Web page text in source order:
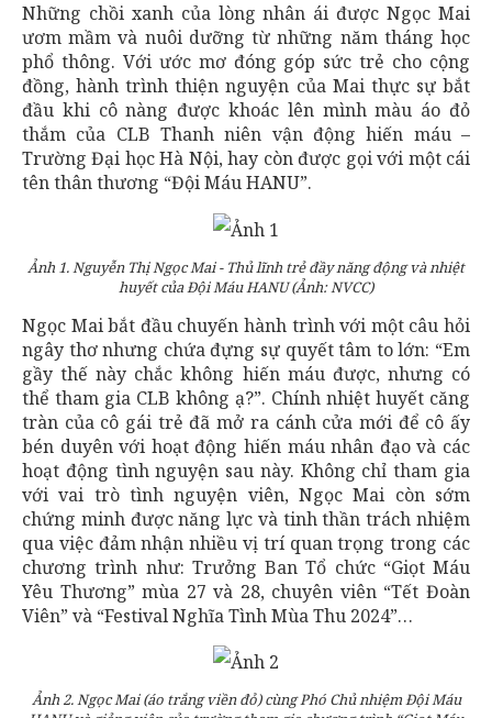
Những chồi xanh của lòng nhân ái được Ngọc Mai
ươm mầm và nuôi dưỡng từ những năm tháng học
phổ thông. Với ước mơ đóng góp sức trẻ cho cộng
đồng, hành trình thiện nguyện của Mai thực sự bắt
đầu khi cô nàng được khoác lên mình màu áo đỏ
thắm của CLB Thanh niên vận động hiến máu –
Trường Đại học Hà Nội, hay còn được gọi với một cái
tên thân thương “Đội Máu HANU”.
Ảnh 1. Nguyễn Thị Ngọc Mai - Thủ lĩnh trẻ đầy năng động và nhiệt
huyết của Đội Máu HANU (Ảnh: NVCC)
Ngọc Mai bắt đầu chuyến hành trình với một câu hỏi
ngây thơ nhưng chứa đựng sự quyết tâm to lớn: “Em
gầy thế này chắc không hiến máu được, nhưng có
thể tham gia CLB không ạ?”. Chính nhiệt huyết căng
tràn của cô gái trẻ đã mở ra cánh cửa mới để cô ấy
bén duyên với hoạt động hiến máu nhân đạo và các
hoạt động tình nguyện sau này. Không chỉ tham gia
với vai trò tình nguyện viên, Ngọc Mai còn sớm
chứng minh được năng lực và tinh thần trách nhiệm
qua việc đảm nhận nhiều vị trí quan trọng trong các
chương trình như: Trưởng Ban Tổ chức “Giọt Máu
Yêu Thương” mùa 27 và 28, chuyên viên “Tết Đoàn
Viên” và “Festival Nghĩa Tình Mùa Thu 2024”…
Ảnh 2. Ngọc Mai (áo trắng viền đỏ) cùng Phó Chủ nhiệm Đội Máu